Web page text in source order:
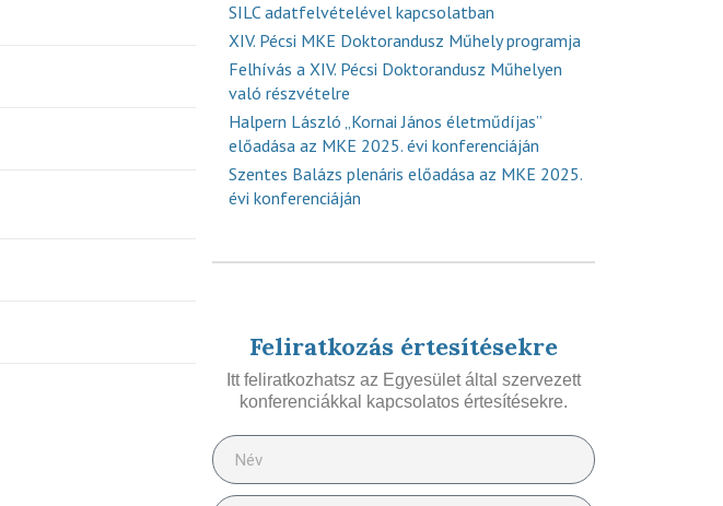
SILC adatfelvételével kapcsolatban
XIV. Pécsi MKE Doktorandusz Műhely programja
Felhívás a XIV. Pécsi Doktorandusz Műhelyen
való részvételre
Halpern László „Kornai János életműdíjas”
előadása az MKE 2025. évi konferenciáján
Szentes Balázs plenáris előadása az MKE 2025.
évi konferenciáján
Feliratkozás értesítésekre
Itt feliratkozhatsz az Egyesület által szervezett
konferenciákkal kapcsolatos értesítésekre.